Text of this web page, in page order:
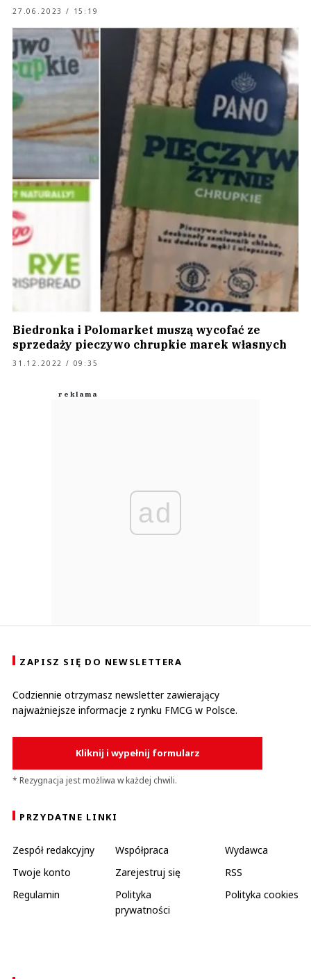
27.06.2023 / 15:19
Biedronka i Polomarket muszą wycofać ze
sprzedaży pieczywo chrupkie marek własnych
31.12.2022 / 09:35
ad
ZAPISZ SIĘ DO NEWSLETTERA
Codziennie otrzymasz newsletter zawierający
najważniejsze informacje z rynku FMCG w Polsce.
Kliknij i wypełnij formularz
* Rezygnacja jest możliwa w każdej chwili.
PRZYDATNE LINKI
Zespół redakcyjny Współpraca
Wydawca
Twoje konto
Zarejestruj się
RSS
Regulamin
Polityka
prywatności
Polityka cookies